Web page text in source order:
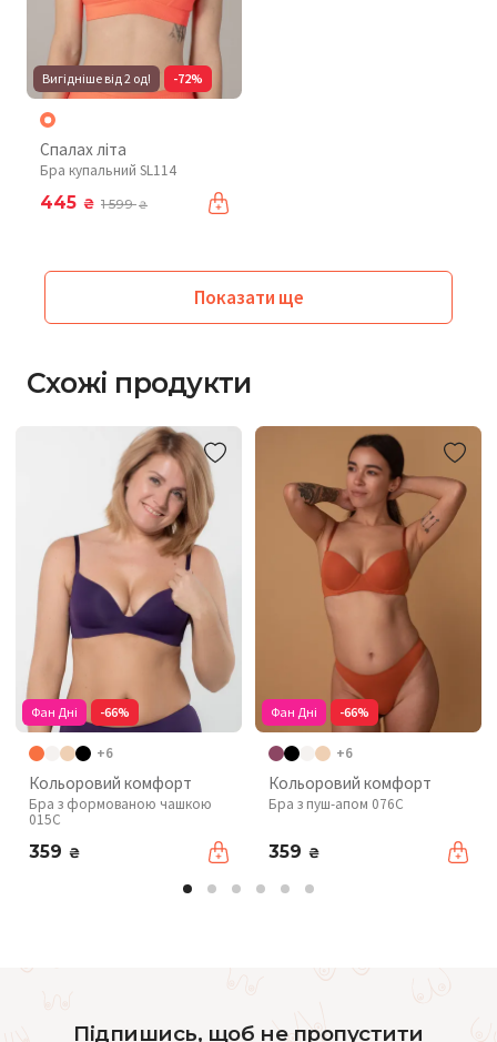
Вигідніше від 2 од! -72%
Спалах літа
Бра купальний SL114
445 ₴ 1 599₴
Показати ще
Схожі продукти
Фан Дні -66%
+6
Кольоровий комфорт
Бра з формованою чашкою
015C
359 ₴
Фан Дні -66%
+6
Кольоровий комфорт
Бра з пуш-апом 076C
359 ₴
Підпишись, щоб не пропустити